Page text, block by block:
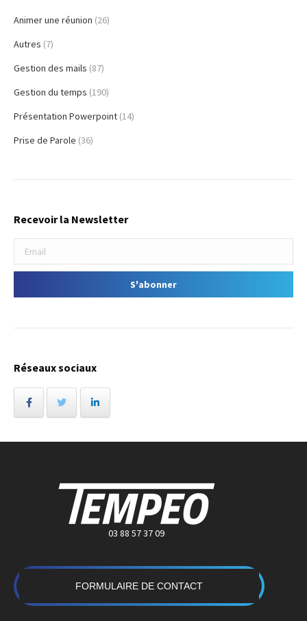
Animer une réunion (26)
Autres (7)
Gestion des mails (87)
Gestion du temps (190)
Présentation Powerpoint (14)
Prise de Parole (36)
Recevoir la Newsletter
Réseaux sociaux
03 88 57 37 09
FORMULAIRE DE CONTACT